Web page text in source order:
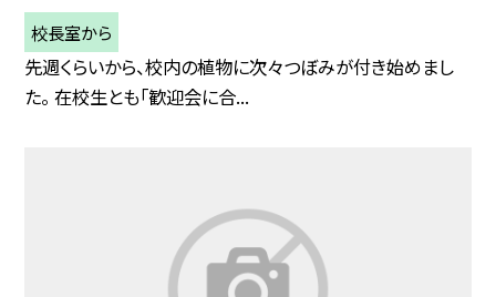
校長室から
先週くらいから、校内の植物に次々つぼみが付き始めまし
た。 在校生とも「歓迎会に合...